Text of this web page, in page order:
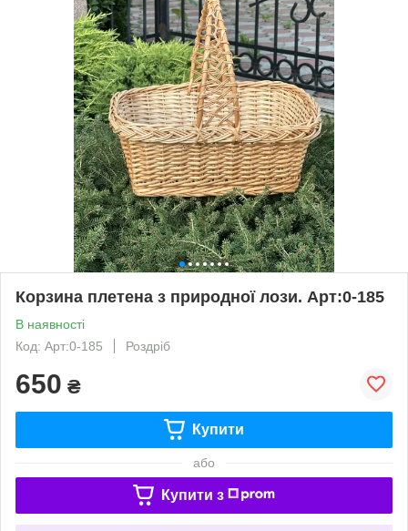
Корзина плетена з природної лози. Арт:0-185
В наявності
Код: Арт:0-185
Роздріб
650 ₴
Купити
або
Купити з